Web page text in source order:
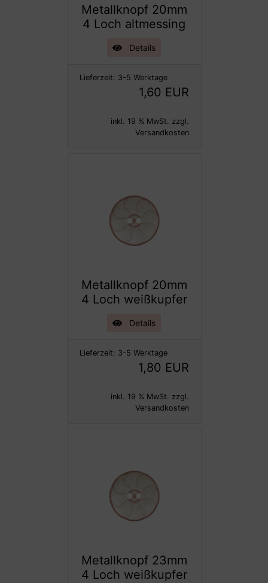
Metallknopf 20mm
4 Loch altmessing
Details
Lieferzeit: 3-5 Werktage
1,60 EUR
inkl. 19 % MwSt. zzgl.
Versandkosten
Metallknopf 20mm
4 Loch weißkupfer
Details
Lieferzeit: 3-5 Werktage
1,80 EUR
inkl. 19 % MwSt. zzgl.
Versandkosten
Metallknopf 23mm
4 Loch weißkupfer